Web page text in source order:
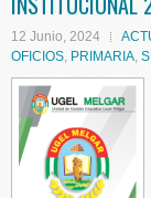
12 Junio, 2024
OFICIOS, PRIMARIA,